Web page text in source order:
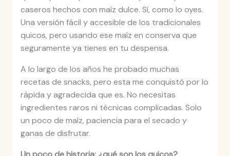
caseros hechos con maíz dulce. Sí, como lo oyes.
Una versión fácil y accesible de los tradicionales
quicos, pero usando ese maíz en conserva que
seguramente ya tienes en tu despensa.
A lo largo de los años he probado muchas
recetas de snacks, pero esta me conquistó por lo
rápida y agradecida que es. No necesitas
ingredientes raros ni técnicas complicadas. Solo
un poco de maíz, paciencia para el secado y
ganas de disfrutar.